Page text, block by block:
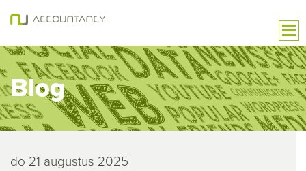
Blog
do 21 augustus 2025